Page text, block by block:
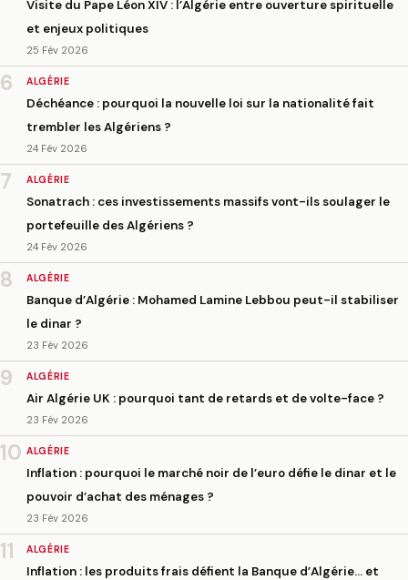
Visite du Pape Léon XIV : l’Algérie entre ouverture spirituelle
et enjeux politiques
25 Fév 2026
6 ALGÉRIE
Déchéance : pourquoi la nouvelle loi sur la nationalité fait
trembler les Algériens ?
24 Fév 2026
7 ALGÉRIE
Sonatrach : ces investissements massifs vont-ils soulager le
portefeuille des Algériens ?
24 Fév 2026
8 ALGÉRIE
Banque d’Algérie : Mohamed Lamine Lebbou peut-il stabiliser
le dinar ?
23 Fév 2026
9 ALGÉRIE
Air Algérie UK : pourquoi tant de retards et de volte-face ?
23 Fév 2026
10 ALGÉRIE
Inflation : pourquoi le marché noir de l’euro défie le dinar et le
pouvoir d’achat des ménages ?
23 Fév 2026
11 ALGÉRIE
Inflation : les produits frais défient la Banque d’Algérie… et